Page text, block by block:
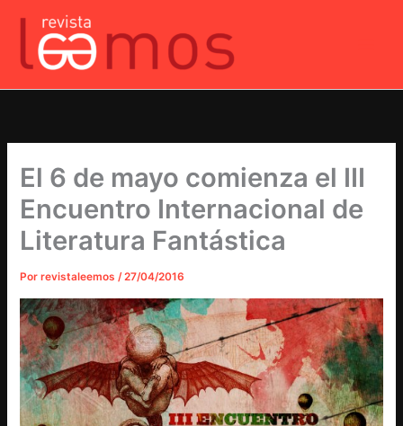
contenido
El 6 de mayo comienza el III
Encuentro Internacional de
Literatura Fantástica
Porrevistaleemos/27/04/2016